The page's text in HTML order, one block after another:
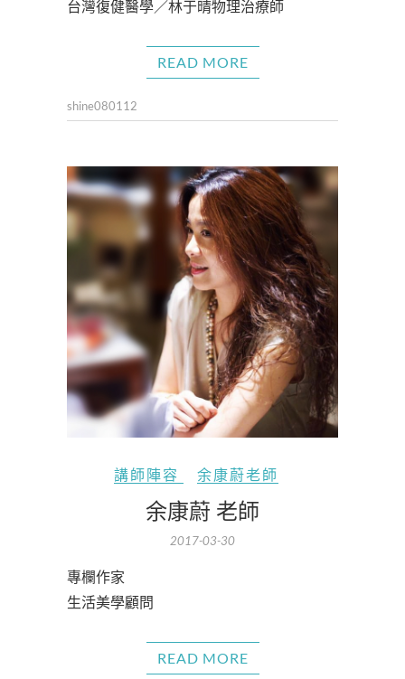
台灣復健醫學／林于晴物理治療師
READ MORE
shine080112
講師陣容 余康蔚老師
余康蔚 老師
2017-03-30
專欄作家
生活美學顧問
READ MORE